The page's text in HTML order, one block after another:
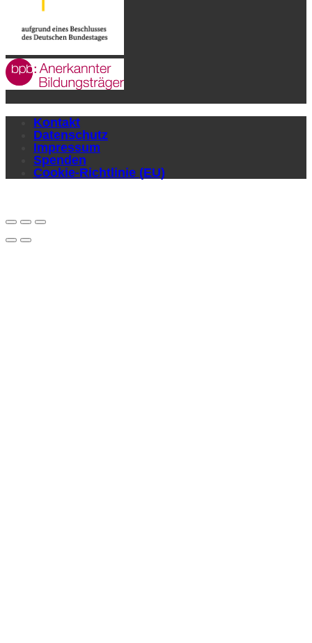
Kontakt
Datenschutz
Impressum
Spenden
Cookie-Richtlinie (EU)